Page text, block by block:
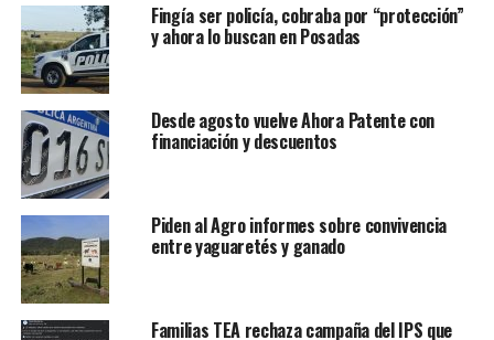
Fingía ser policía, cobraba por “protección”
y ahora lo buscan en Posadas
Desde agosto vuelve Ahora Patente con
financiación y descuentos
Piden al Agro informes sobre convivencia
entre yaguaretés y ganado
Familias TEA rechaza campaña del IPS que